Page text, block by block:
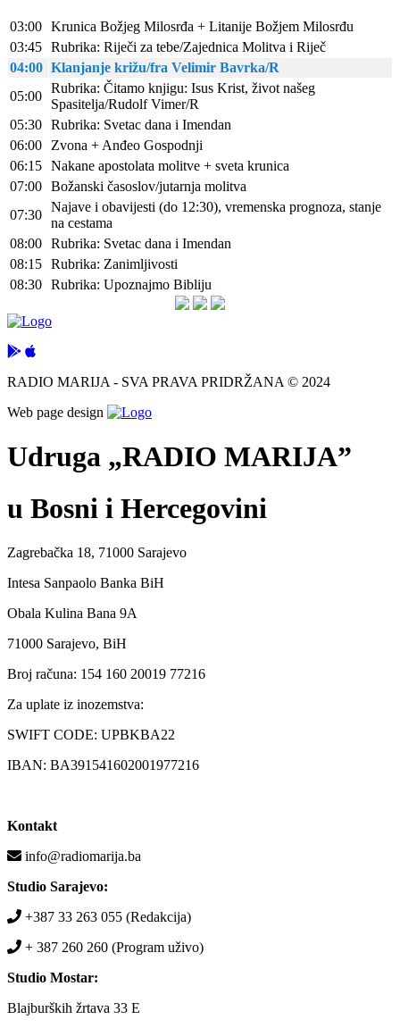
03:00 Krunica Božjeg Milosrđa + Litanije Božjem Milosrđu
03:45 Rubrika: Riječi za tebe/Zajednica Molitva i Riječ
04:00 Klanjanje križu/fra Velimir Bavrka/R
05:00
Rubrika: Čitamo knjigu: Isus Krist, život našeg
Spasitelja/Rudolf Vimer/R
05:30 Rubrika: Svetac dana i Imendan
06:00
Zvona + Anđeo Gospodnji
06:15 Nakane apostolata molitve + sveta krunica
07:00 Božanski časoslov/jutarnja molitva
07:30
Najave i obavijesti (do 12:30), vremenska prognoza, stanje
na cestama
08:00 Rubrika: Svetac dana i Imendan
08:15 Rubrika: Zanimljivosti
08:30 Rubrika: Upoznajmo Bibliju
RADIO MARIJA - SVA PRAVA PRIDRŽANA © 2024
Web page design
Udruga „RADIO MARIJA”
u Bosni i Hercegovini
Zagrebačka 18, 71000 Sarajevo
Intesa Sanpaolo Banka BiH
Obala Kulina Bana 9A
71000 Sarajevo, BiH
Broj računa: 154 160 20019 77216
Za uplate iz inozemstva:
SWIFT CODE: UPBKBA22
IBAN: BA391541602001977216
Kontakt
info@radiomarija.ba
Studio Sarajevo:
+387 33 263 055 (Redakcija)
+ 387 260 260 (Program uživo)
Studio Mostar:
Blajburških žrtava 33 E